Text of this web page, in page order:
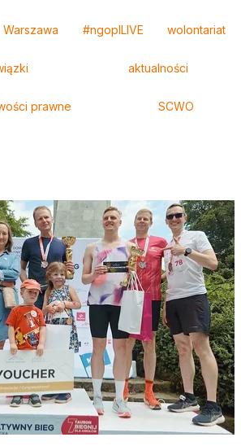
Warszawa #ngoplLIVE wolontariat
aktualności
prawne SCWO